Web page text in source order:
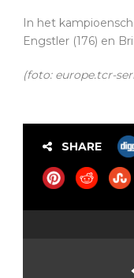
In het
Engstler (176) en
(foto: europe.tcr-
SHARE